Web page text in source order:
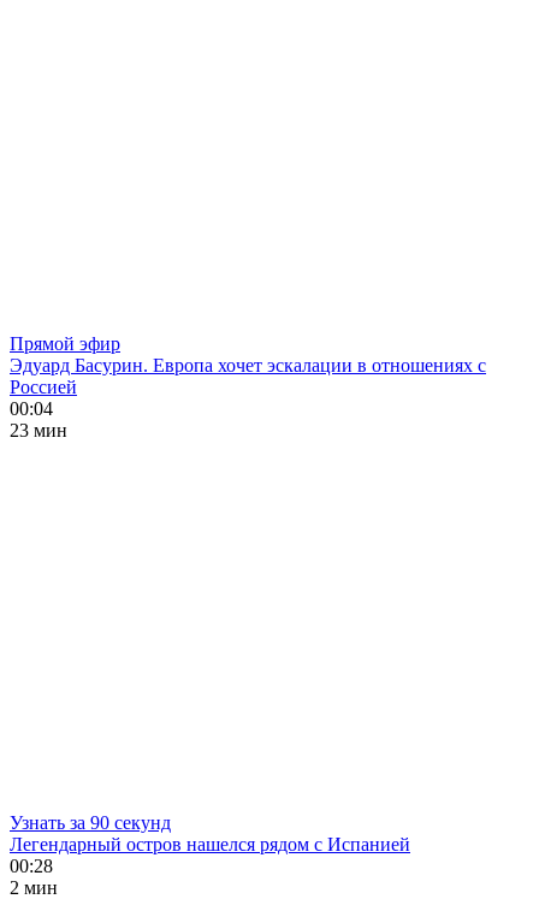
Прямой эфир
Эдуард Басурин. Европа хочет эскалации в отношениях с
Россией
00:04
23 мин
Узнать за 90 секунд
Легендарный остров нашелся рядом с Испанией
00:28
2 мин